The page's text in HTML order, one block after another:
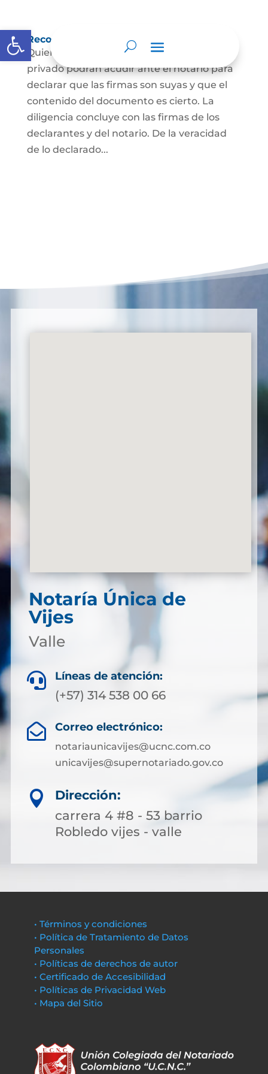
Abrir barra de herramientas
Reconocimiento de firma y contenido
Quienes hayan firmado un documento
privado podrán acudir ante el notario para
declarar que las firmas son suyas y que el
contenido del documento es cierto. La
diligencia concluye con las firmas de los
declarantes y del notario. De la veracidad
de lo declarado...
Notaría Única de
Vijes
Valle
 Líneas de atención:
(+57) 314 538 00 66
 Correo electrónico:
notariaunicavijes@ucnc.com.co
unicavijes@supernotariado.gov.co

Dirección:
carrera 4 #8 - 53 barrio
Robledo vijes - valle
• Términos y condiciones
• Política de Tratamiento de Datos
Personales
• Políticas de derechos de autor
• Certificado de Accesibilidad
• Políticas de Privacidad Web
• Mapa del Sitio